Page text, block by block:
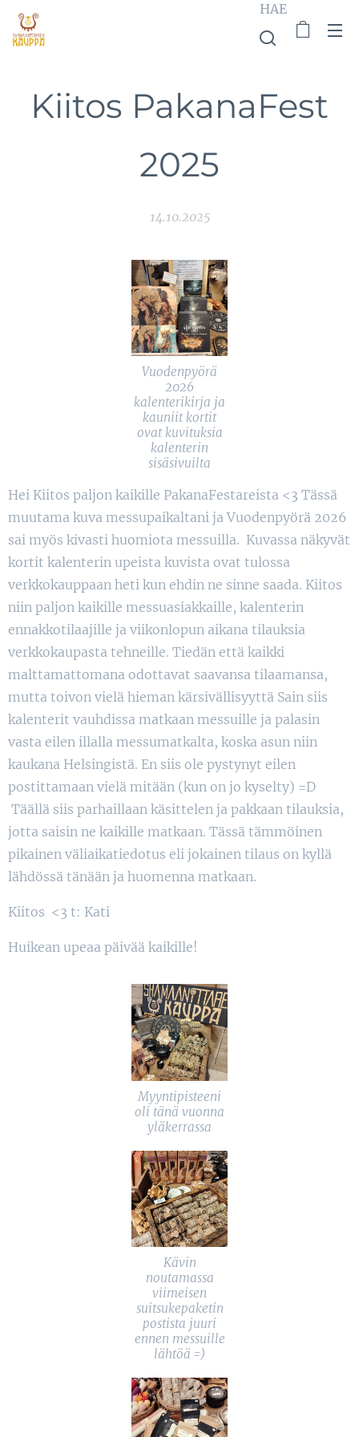
HAE
Kiitos PakanaFest
2025
14.10.2025
Vuodenpyörä
2026
kalenterikirja ja
kauniit kortit
ovat kuvituksia
kalenterin
sisäsivuilta
Hei Kiitos paljon kaikille PakanaFestareista <3 Tässä
muutama kuva messupaikaltani ja Vuodenpyörä 2026
sai myös kivasti huomiota messuilla. Kuvassa näkyvät
kortit kalenterin upeista kuvista ovat tulossa
verkkokauppaan heti kun ehdin ne sinne saada. Kiitos
niin paljon kaikille messuasiakkaille, kalenterin
ennakkotilaajille ja viikonlopun aikana tilauksia
verkkokaupasta tehneille. Tiedän että kaikki
malttamattomana odottavat saavansa tilaamansa,
mutta toivon vielä hieman kärsivällisyyttä Sain siis
kalenterit vauhdissa matkaan messuille ja palasin
vasta eilen illalla messumatkalta, koska asun niin
kaukana Helsingistä. En siis ole pystynyt eilen
postittamaan vielä mitään (kun on jo kyselty) =D
Täällä siis parhaillaan käsittelen ja pakkaan tilauksia,
jotta saisin ne kaikille matkaan. Tässä tämmöinen
pikainen väliaikatiedotus eli jokainen tilaus on kyllä
lähdössä tänään ja huomenna matkaan.
Kiitos <3 t: Kati
Huikean upeaa päivää kaikille!
Myyntipisteeni
oli tänä vuonna
yläkerrassa
Kävin
noutamassa
viimeisen
suitsukepaketin
postista juuri
ennen messuille
lähtöä =)